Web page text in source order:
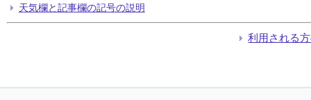
天気欄と記事欄の記号の説明
利用される